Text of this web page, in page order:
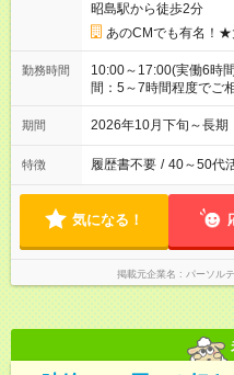
昭島駅から徒歩2分
あのCMでも有名！
勤務時間
10:00～17:00(実働6時
間：5～7時間程度でご
期間 2026年10月下旬～長
特徴 履歴書不要 / 40～50代
気になる！
掲載元企業名 パーソル